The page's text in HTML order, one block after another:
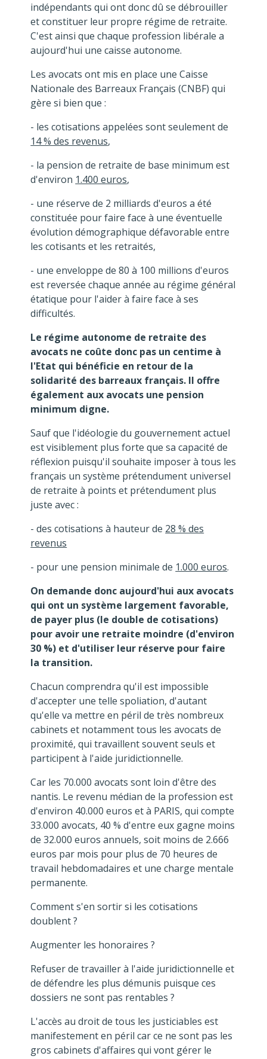
indépendants qui ont donc dû se débrouiller
et constituer leur propre régime de retraite.
C'est ainsi que chaque profession libérale a
aujourd'hui une caisse autonome.
Les avocats ont mis en place une Caisse
Nationale des Barreaux Français (CNBF) qui
gère si bien que :
- les cotisations appelées sont seulement de
14 % des revenus,
- la pension de retraite de base minimum est
d'environ 1.400 euros,
- une réserve de 2 milliards d'euros a été
constituée pour faire face à une éventuelle
évolution démographique défavorable entre
les cotisants et les retraités,
- une enveloppe de 80 à 100 millions d'euros
est reversée chaque année au régime général
étatique pour l'aider à faire face à ses
difficultés.
Le régime autonome de retraite des
avocats ne coûte donc pas un centime à
l'Etat qui bénéficie en retour de la
solidarité des barreaux français. Il offre
également aux avocats une pension
minimum digne.
Sauf que l'idéologie du gouvernement actuel
est visiblement plus forte que sa capacité de
réflexion puisqu'il souhaite imposer à tous les
français un système prétendument universel
de retraite à points et prétendument plus
juste avec :
- des cotisations à hauteur de 28 % des
revenus
- pour une pension minimale de 1.000 euros.
On demande donc aujourd'hui aux avocats
qui ont un système largement favorable,
de payer plus (le double de cotisations)
pour avoir une retraite moindre (d'environ
30 %) et d'utiliser leur réserve pour faire
la transition.
Chacun comprendra qu'il est impossible
d'accepter une telle spoliation, d'autant
qu'elle va mettre en péril de très nombreux
cabinets et notamment tous les avocats de
proximité, qui travaillent souvent seuls et
participent à l'aide juridictionnelle.
Car les 70.000 avocats sont loin d'être des
nantis. Le revenu médian de la profession est
d'environ 40.000 euros et à PARIS, qui compte
33.000 avocats, 40 % d'entre eux gagne moins
de 32.000 euros annuels, soit moins de 2.666
euros par mois pour plus de 70 heures de
travail hebdomadaires et une charge mentale
permanente.
Comment s'en sortir si les cotisations
doublent ?
Augmenter les honoraires ?
Refuser de travailler à l'aide juridictionnelle et
de défendre les plus démunis puisque ces
dossiers ne sont pas rentables ?
L'accès au droit de tous les justiciables est
manifestement en péril car ce ne sont pas les
gros cabinets d'affaires qui vont gérer le